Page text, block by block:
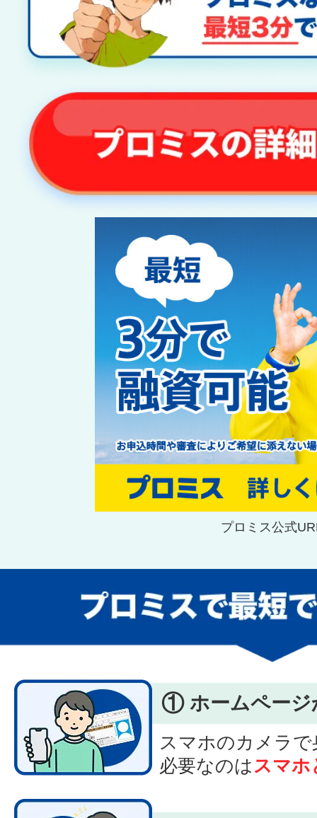
プロミス公式
① ホームページ
スマホのカメラ
必要なのはスマホ